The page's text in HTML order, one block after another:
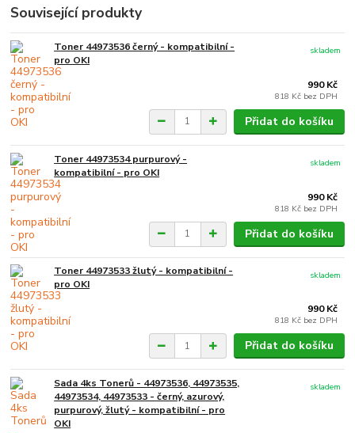
Související produkty
Toner 44973536 černý - kompatibilní -
pro OKI
990 Kč
818 Kč bez DPH
skladem
Přidat do košíku
Toner 44973534 purpurový -
kompatibilní - pro OKI
990 Kč
818 Kč bez DPH
skladem
Přidat do košíku
Toner 44973533 žlutý - kompatibilní -
pro OKI
990 Kč
818 Kč bez DPH
skladem
Přidat do košíku
Sada 4ks Tonerů - 44973536, 44973535,
44973534, 44973533 - černý, azurový,
purpurový, žlutý - kompatibilní - pro
OKI
skladem